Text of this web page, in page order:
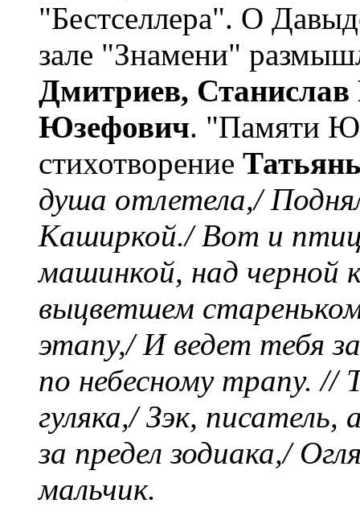
"Бестселлера". О
зале "Знамени"
Дмитриев, Станислав
Юзефович. "Памяти
стихотворение
душа отлетела,/
Каширкой./ Вот и
машинкой, над черной
выцветшем
этапу,/ И ведет тебя
по небесному трапу. //
гуляка,/ Зэк,
за предел зодиака,/
мальчик.